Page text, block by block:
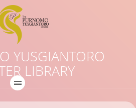
YUSGIANTORO
LIBRARY